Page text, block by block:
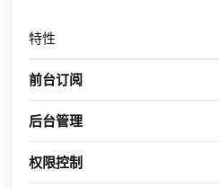
特性
前台订阅
后台管理
权限控制